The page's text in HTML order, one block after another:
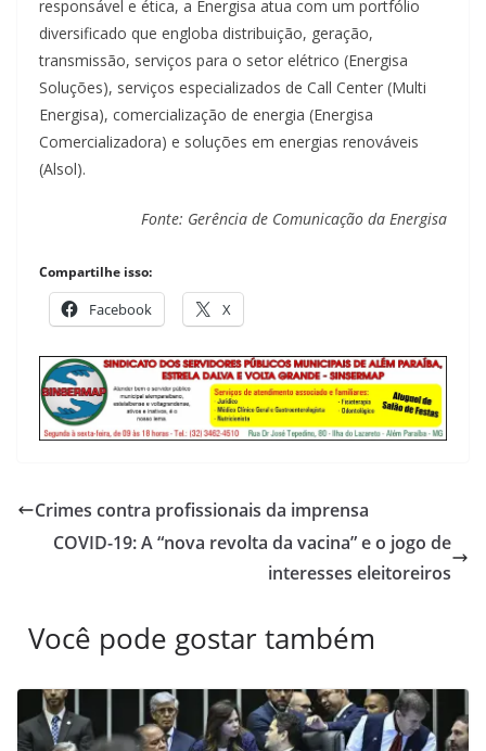
responsável e ética, a Energisa atua com um portfólio
diversificado que engloba distribuição, geração,
transmissão, serviços para o setor elétrico (Energisa
Soluções), serviços especializados de Call Center (Multi
Energisa), comercialização de energia (Energisa
Comercializadora) e soluções em energias renováveis
(Alsol).
Fonte: Gerência de Comunicação da Energisa
Compartilhe isso:
Facebook X
Crimes contra profissionais da imprensa
COVID-19: A “nova revolta da vacina” e o jogo de
interesses eleitoreiros
Você pode gostar também